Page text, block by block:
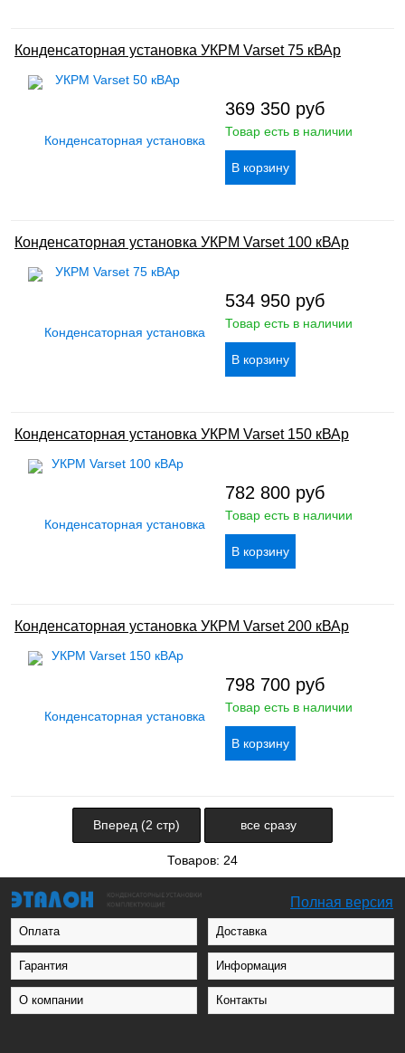
Конденсаторная установка УКРМ Varset 75 кВАр
369 350 руб
Товар есть в наличии
Конденсаторная установка УКРМ Varset 100 кВАр
534 950 руб
Товар есть в наличии
Конденсаторная установка УКРМ Varset 150 кВАр
782 800 руб
Товар есть в наличии
Конденсаторная установка УКРМ Varset 200 кВАр
798 700 руб
Товар есть в наличии
Вперед (2 стр) все сразу
Товаров: 24
Полная версия
Оплата Доставка
Гарантия Информация
О компании Контакты